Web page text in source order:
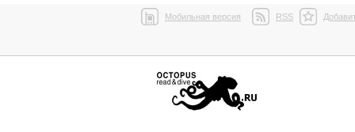
Мобильная версия RSS